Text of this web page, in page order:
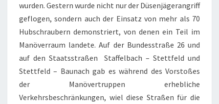
wurden. Gestern wurde nicht nur der Düsenjägerangriff
geflogen, sondern auch der Einsatz von mehr als 70
Hubschraubern demonstriert, von denen ein Teil im
Manöverraum landete. Auf der Bundesstraße 26 und
auf den Staatsstraßen Staffelbach – Stettfeld und
Stettfeld – Baunach gab es während des Vorstoßes
der Manövertruppen erhebliche
Verkehrsbeschränkungen, wiel diese Straßen für die